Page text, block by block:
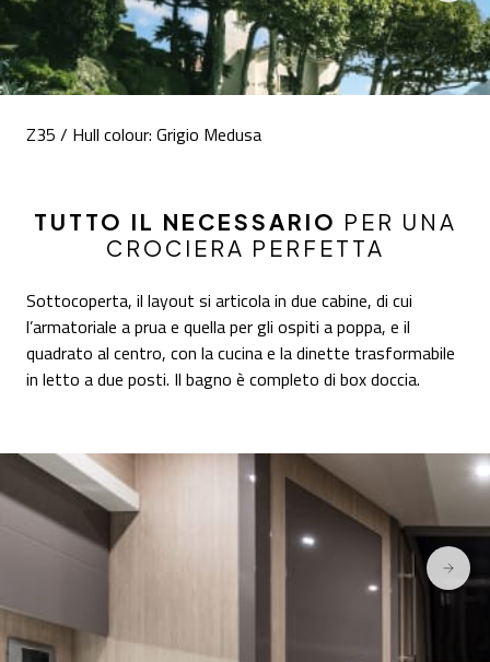
Z35 / Hull colour: Grigio Medusa
TUTTO IL NECESSARIO PER UNA
CROCIERA PERFETTA
Sottocoperta, il layout si articola in due cabine, di cui
l’armatoriale a prua e quella per gli ospiti a poppa, e il
quadrato al centro, con la cucina e la dinette trasformabile
in letto a due posti. Il bagno è completo di box doccia.